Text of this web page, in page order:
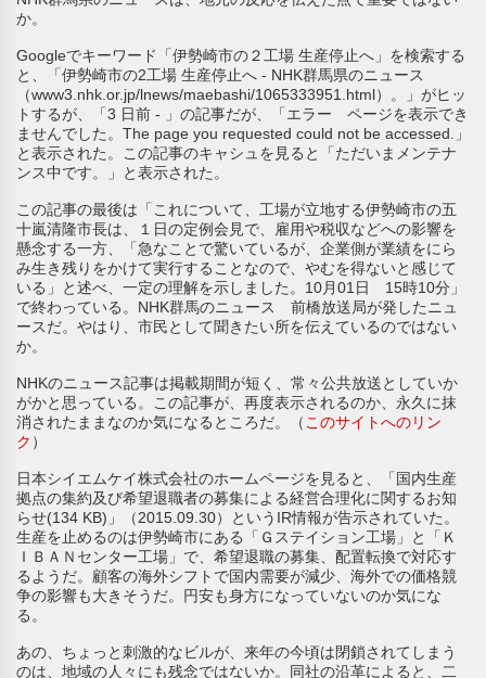
か。
Googleでキーワード「伊勢崎市の２工場 生産停止へ」を検索する
と、「伊勢崎市の2工場 生産停止へ - NHK群馬県のニュース
（www3.nhk.or.jp/lnews/maebashi/1065333951.html）。」がヒッ
トするが、「3 日前 - 」の記事だが、「エラー ページを表示でき
ませんでした。The page you requested could not be accessed.」
と表示された。この記事のキャシュを見ると「ただいまメンテナ
ンス中です。」と表示された。
この記事の最後は「これについて、工場が立地する伊勢崎市の五
十嵐清隆市長は、１日の定例会見で、雇用や税収などへの影響を
懸念する一方、「急なことで驚いているが、企業側が業績をにら
み生き残りをかけて実行することなので、やむを得ないと感じて
いる」と述べ、一定の理解を示しました。10月01日 15時10分」
で終わっている。NHK群馬のニュース 前橋放送局が発したニュ
ースだ。やはり、市民として聞きたい所を伝えているのではない
か。
NHKのニュース記事は掲載期間が短く、常々公共放送としていか
がかと思っている。この記事が、再度表示されるのか、永久に抹
消されたままなのか気になるところだ。（ このサイトへのリン
ク ）
日本シイエムケイ株式会社のホームページを見ると、「国内生産
拠点の集約及び希望退職者の募集による経営合理化に関するお知
らせ(134 KB)」（2015.09.30）というIR情報が告示されていた。
生産を止めるのは伊勢崎市にある「Ｇステイション工場」と「Ｋ
ＩＢＡＮセンター工場」で、希望退職の募集、配置転換で対応す
るようだ。顧客の海外シフトで国内需要が減少、海外での価格競
争の影響も大きそうだ。円安も身方になっていないのか気にな
る。
あの、ちょっと刺激的なビルが、来年の今頃は閉鎖されてしまう
のは、地域の人々にも残念ではないか。同社の沿革によると、二